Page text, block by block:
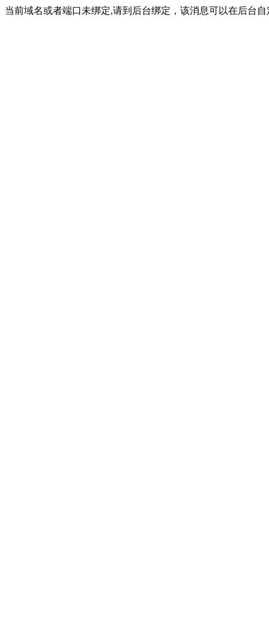
当前域名或者端口未绑定,请到后台绑定，该消息可以在后台自